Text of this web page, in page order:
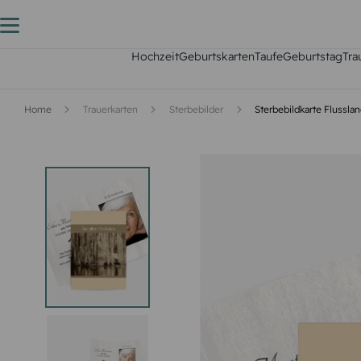
HochzeitGeburtskartenTaufeGeburtstag
Home Trauerkarten Sterbebilder Sterbebildkarte